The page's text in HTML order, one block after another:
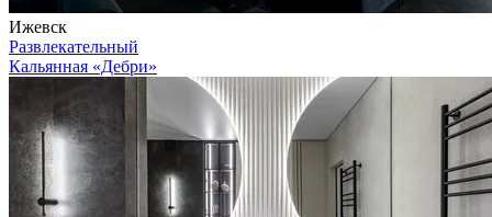
Ижевск
Развлекательный
Кальянная «Дебри»